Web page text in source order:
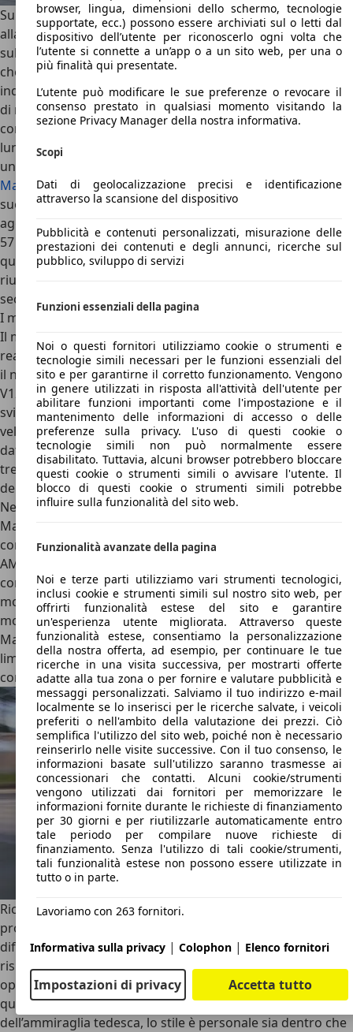
Superiore nell’equipaggiamento e nelle dimensioni rispetto
alla Mercedes Benz classe S, il gruppo Daimler ha lanciato
sul mercato nel 2002 la prima Maybach della nuova era,
che è stata prodotta in piccole serie, secondo le esigenze
individuali dei singoli clienti, nello stabilimento produttore
di recente costruzione di Sindelfingen. L’offerta
comprendeva una limousine con circa 5,70 metri di
lunghezza, che è stata battezzata Maybach 57, così come
una versione allungata di circa 6,20 metri nominata
Maybach 62. Entrambi i modelli erano equipaggiati, come il
suo storico predecessore Maybach Zeppelin, con un
aggregato V12 che metteva a disposizione della Maybach
57 così come della Maybach 62, circa 405 kW (550 CV). Con
questa potenza la limousine del peso di oltre tre tonnellate
riusciva ad accelerare da zero a cento in poco più di cinque
secondi con una velocità massima di 250 km/h.
I modelli di Maybach
Il modello più famoso del produttore Maybach è stato
realizzato negli anni trenta come limousine e cabriolet con
il nome di Maybach Zeppelin, in cui lavorava un motore
V12 da otto cilindri. Il veicolo lungo oltre 5,5 metri
sviluppava una potenza di quasi 147 kW (200 CV) per una
velocità massima di circa 175 chilometri orari. Con questi
dati la Maybach Zeppelin, prodotta fino alla fine degli anni
trenta, era una delle più grandi e veloci berline da strada
della produzione tedesca di quei tempi.
Nel 2005 Daimler ha ampliato la sua gamma di modelli
Maybach con una berlina sportiva offerta in due lunghezze
come Maybach 57S e Maybach 62S. Il motore, curato da
AMG, sviluppa in queste versioni speciali 450 kW (612 CV)
con una cilindrata superiore ai 6 litri. La velocità di questi
modelli è stata regolata a 275 chilometri orari. Un altro
modello speciale è stato presentato nel 2009 come
Maybach Zeppelin. Il veicolo è stato realizzato in edizione
limitata con vernice bicolore ed equipaggiamenti esclusivi
come modello di punta della piccola flotta Maybach.
Ricordiamo che la 57 e la 62 fanno parte di un unico
progetto denominato W240, e i due modelli si
differenziavano unicamente per la lunghezza
rispettivamente di 5,73 e 6,23 metri, e punta all’estrema
opulenza sotto ogni punto di vista. Nonostante la base sia
quella della Classe S W220, la quarta generazione
dell’ammiraglia tedesca, lo stile è personale sia dentro che
browser, lingua, dimensioni dello schermo, tecnologie
supportate, ecc.) possono essere archiviati sul o letti dal
dispositivo dell’utente per riconoscerlo ogni volta che
l’utente si connette a un’app o a un sito web, per una o
più finalità qui presentate.
L’utente può modificare le sue preferenze o revocare il
consenso prestato in qualsiasi momento visitando la
sezione Privacy Manager della nostra informativa.
Scopi
Dati di geolocalizzazione precisi e identificazione
attraverso la scansione del dispositivo
Pubblicità e contenuti personalizzati, misurazione delle
prestazioni dei contenuti e degli annunci, ricerche sul
pubblico, sviluppo di servizi
Funzioni essenziali della pagina
Noi o questi fornitori utilizziamo cookie o strumenti e
tecnologie simili necessari per le funzioni essenziali del
sito e per garantirne il corretto funzionamento. Vengono
in genere utilizzati in risposta all'attività dell'utente per
abilitare funzioni importanti come l'impostazione e il
mantenimento delle informazioni di accesso o delle
preferenze sulla privacy. L'uso di questi cookie o
tecnologie simili non può normalmente essere
disabilitato. Tuttavia, alcuni browser potrebbero bloccare
questi cookie o strumenti simili o avvisare l'utente. Il
blocco di questi cookie o strumenti simili potrebbe
influire sulla funzionalità del sito web.
Funzionalità avanzate della pagina
Noi e terze parti utilizziamo vari strumenti tecnologici,
inclusi cookie e strumenti simili sul nostro sito web, per
offrirti funzionalità estese del sito e garantire
un'esperienza utente migliorata. Attraverso queste
funzionalità estese, consentiamo la personalizzazione
della nostra offerta, ad esempio, per continuare le tue
ricerche in una visita successiva, per mostrarti offerte
adatte alla tua zona o per fornire e valutare pubblicità e
messaggi personalizzati. Salviamo il tuo indirizzo e-mail
localmente se lo inserisci per le ricerche salvate, i veicoli
preferiti o nell'ambito della valutazione dei prezzi. Ciò
semplifica l'utilizzo del sito web, poiché non è necessario
reinserirlo nelle visite successive. Con il tuo consenso, le
informazioni basate sull'utilizzo saranno trasmesse ai
concessionari che contatti. Alcuni cookie/strumenti
vengono utilizzati dai fornitori per memorizzare le
informazioni fornite durante le richieste di finanziamento
per 30 giorni e per riutilizzarle automaticamente entro
tale periodo per compilare nuove richieste di
finanziamento. Senza l'utilizzo di tali cookie/strumenti,
tali funzionalità estese non possono essere utilizzate in
tutto o in parte.
Lavoriamo con 263 fornitori.
Informativa sulla privacy | Colophon | Elenco fornitori
Impostazioni di privacy Accetta tutto